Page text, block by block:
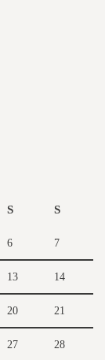
S S
6 7
13 14
20 21
27 28